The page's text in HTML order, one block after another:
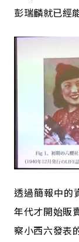
彭瑞麟就已經
透過簡報中的
年代才開始販
察小西六發表